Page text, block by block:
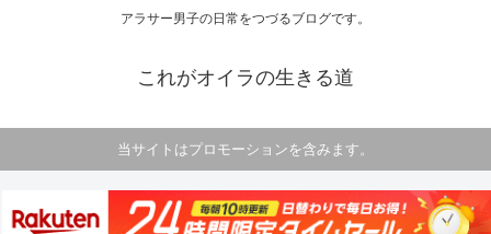
アラサー男子の日常をつづるブログです。
これがオイラの生きる道
当サイトはプロモーションを含みます。